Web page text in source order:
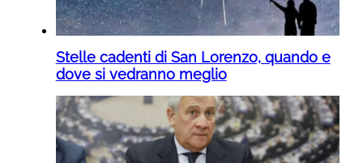
Stelle cadenti di San Lorenzo, quando e
dove si vedranno meglio